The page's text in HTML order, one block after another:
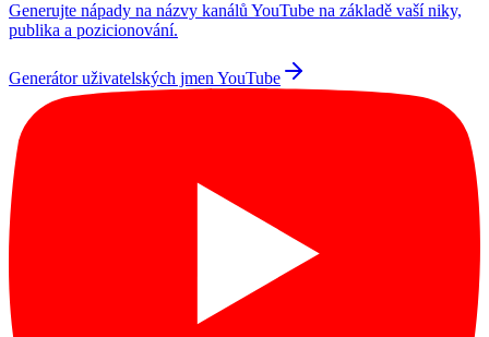
Generujte nápady na názvy kanálů YouTube na základě vaší niky,
publika a pozicionování.
Generátor uživatelských jmen YouTube